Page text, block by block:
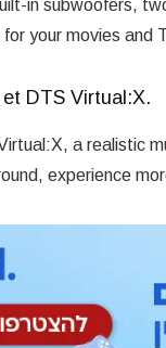
in subwoofers,
your movies and
DTS Virtual:X.
a realistic
experience